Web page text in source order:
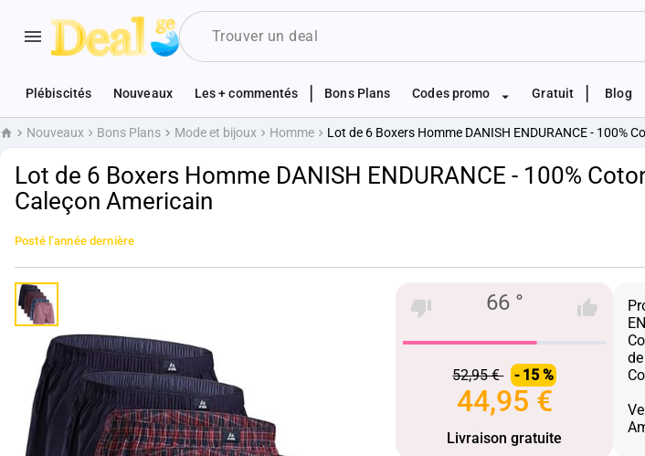
Plébiscités Nouveaux Les + commentés Bons Plans Codes promo Gratuit Blog
AccueilNouveaux Bons Plans Mode et bijoux Homme Lot de 6 Boxers Homme DANISH ENDURANCE - 100%
Lot de 6 Boxers Homme DANISH ENDURANCE - 100%
Caleçon Americain
Posté l’année dernière
66 °
52,95 € - 15 %
44,95 €
Livraison gratuite